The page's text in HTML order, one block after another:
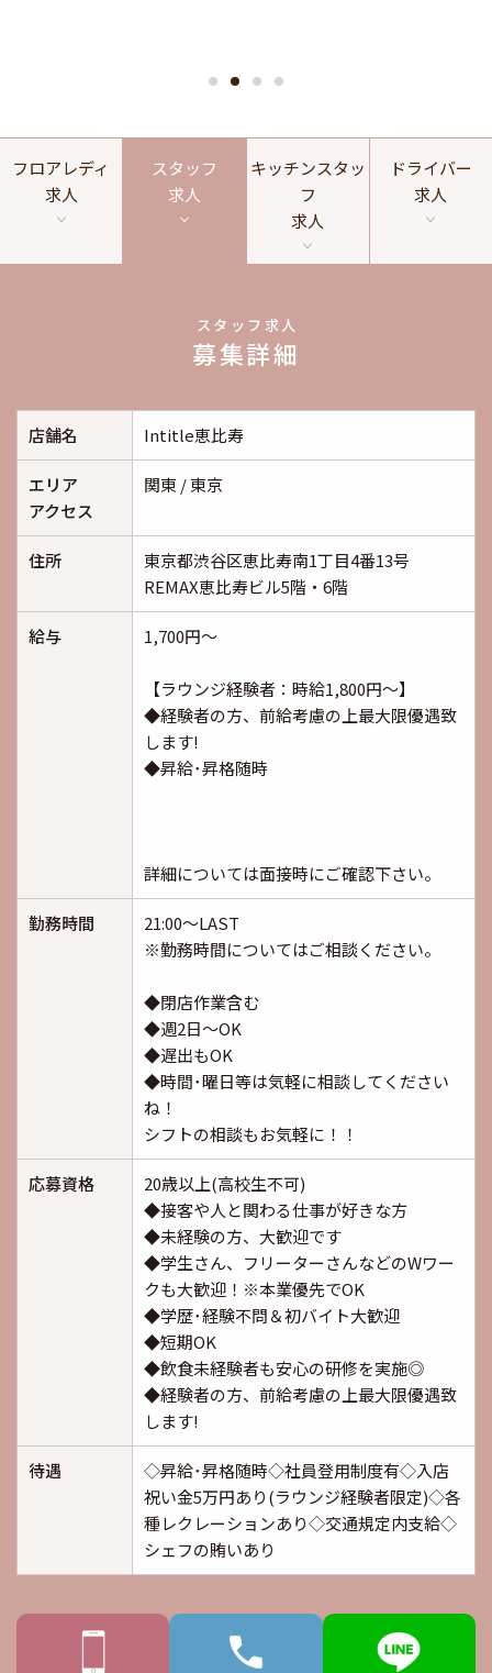
フロアレディ
求人
スタッフ
求人
キッチンスタッ
フ
求人
ドライバー
求人
スタッフ求人
募集詳細
店舗名 Intitle恵比寿
エリア
アクセス
関東 / 東京
住所
東京都渋谷区恵比寿南1丁目4番13号
REMAX恵比寿ビル5階・6階
給与 1,700円～
【ラウンジ経験者：時給1,800円～】
◆経験者の方、前給考慮の上最大限優遇致
します!
◆昇給･昇格随時
詳細については面接時にご確認下さい。
勤務時間
21:00～LAST
※勤務時間についてはご相談ください。
◆閉店作業含む
◆週2日～OK
◆遅出もOK
◆時間･曜日等は気軽に相談してください
ね！
シフトの相談もお気軽に！！
応募資格
20歳以上(高校生不可)
◆接客や人と関わる仕事が好きな方
◆未経験の方、大歓迎です
◆学生さん、フリーターさんなどのWワー
クも大歓迎！※本業優先でOK
◆学歴･経験不問＆初バイト大歓迎
◆短期OK
◆飲食未経験者も安心の研修を実施◎
◆経験者の方、前給考慮の上最大限優遇致
します!
待遇
◇昇給･昇格随時◇社員登用制度有◇入店
祝い金5万円あり(ラウンジ経験者限定)◇各
種レクレーションあり◇交通規定内支給◇
シェフの賄いあり